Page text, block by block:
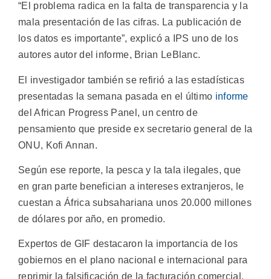
“El problema radica en la falta de transparencia y la
mala presentación de las cifras. La publicación de
los datos es importante”, explicó a IPS uno de los
autores autor del informe, Brian LeBlanc.
El investigador también se refirió a las estadísticas
presentadas la semana pasada en el último informe
del African Progress Panel, un centro de
pensamiento que preside ex secretario general de la
ONU, Kofi Annan.
Según ese reporte, la pesca y la tala ilegales, que
en gran parte benefician a intereses extranjeros, le
cuestan a África subsahariana unos 20.000 millones
de dólares por año, en promedio.
Expertos de GIF destacaron la importancia de los
gobiernos en el plano nacional e internacional para
reprimir la falsificación de la facturación comercial.